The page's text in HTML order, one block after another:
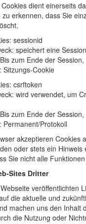
dient einerseits
erkennen, dass Sie
sessionid
speichert eine
zum Ende der
Sitzungs-Cookie
csrftoken
wird verwendet, um
zum Ende der
Permanent/Protokoll
akzeptieren
oder stets ein
Sie nicht alle
Sites Dritter
veröffentlichten
die aktuelle und
machen uns den Inhalt
die Nutzung oder